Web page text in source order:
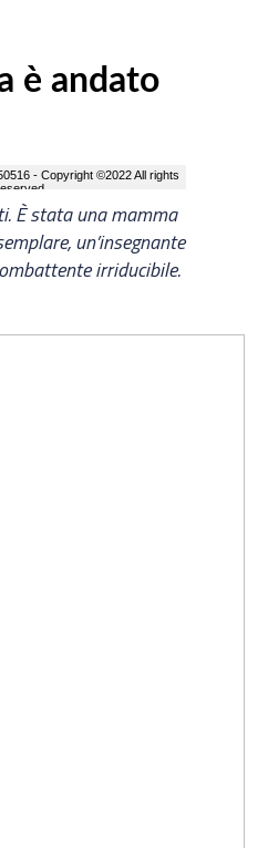
È stata una mamma
un’insegnante
irriducibile.